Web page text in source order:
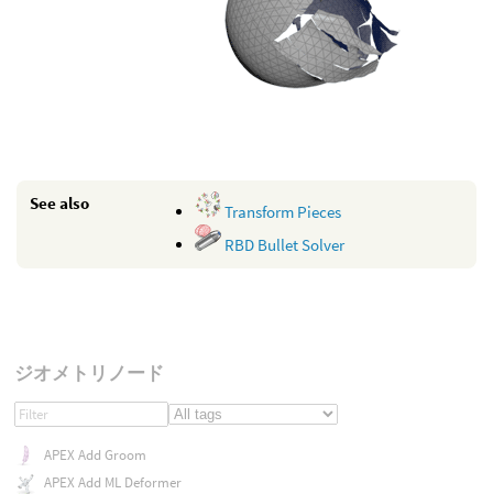
See also
Transform Pieces
RBD Bullet Solver
ジオメトリノード
APEX Add Groom
APEX Add ML Deformer